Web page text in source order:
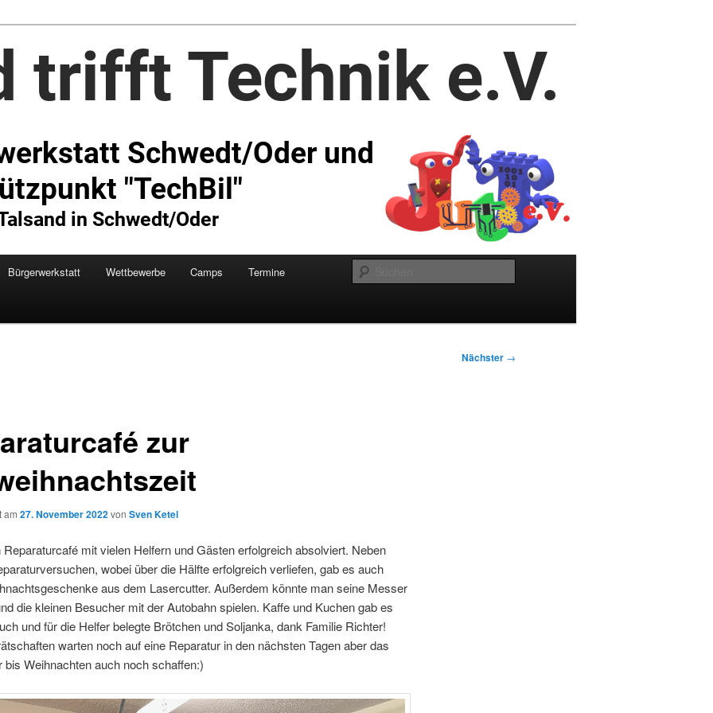
e.V.
Bürgerwerkstatt Wettbewerbe Camps Termine
Nächster →
zur
am 27. November 2022von Sven Ketel
Reparaturcafé mit vielen Helfern und Gästen erfolgreich absolviert. Neben
wobei über die Hälfte erfolgreich verliefen, gab es auch
aus dem Lasercutter. Außerdem könnte man seine Messer
die kleinen Besucher mit der Autobahn spielen. Kaffe und Kuchen gab es
und für die Helfer belegte Brötchen und Soljanka, dank Familie Richter!
warten noch auf eine Reparatur in den nächsten Tagen aber das
bis Weihnachten auch noch schaffen:)